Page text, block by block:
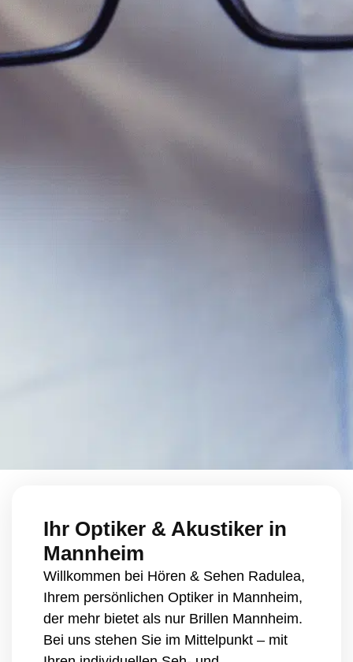
Ihr Optiker & Akustiker in
Mannheim
Willkommen bei Hören & Sehen Radulea,
Ihrem persönlichen Optiker in Mannheim,
der mehr bietet als nur Brillen Mannheim.
Bei uns stehen Sie im Mittelpunkt – mit